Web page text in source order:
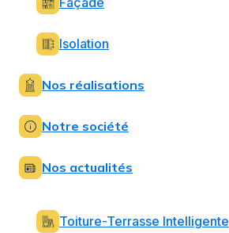
Isolation
Nos réalisations
Notre société
Nos actualités
Toiture-Terrasse Intelligente